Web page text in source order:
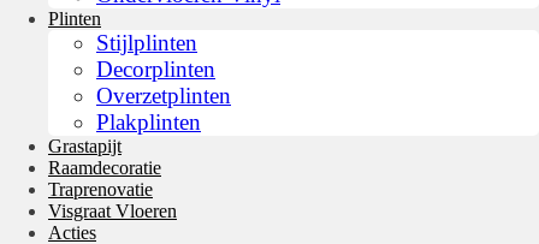
Plinten
Stijlplinten
Decorplinten
Overzetplinten
Plakplinten
Grastapijt
Raamdecoratie
Traprenovatie
Visgraat Vloeren
Acties